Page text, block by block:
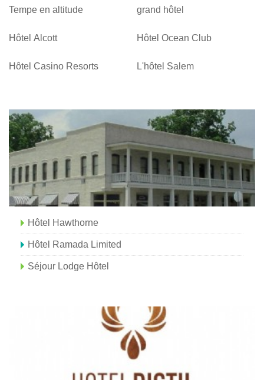
Tempe en altitude grand hôtel
Hôtel Alcott Hôtel Ocean Club
Hôtel Casino Resorts L'hôtel Salem
Hôtel Hawthorne
Hôtel Ramada Limited
Séjour Lodge Hôtel